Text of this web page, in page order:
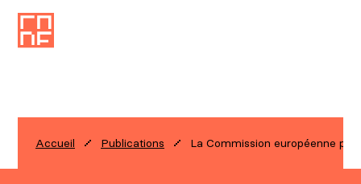
Accueil Publications La Commission européenne